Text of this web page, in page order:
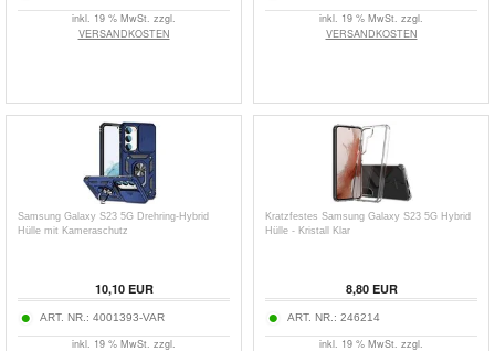
inkl. 19 % MwSt. zzgl.
VERSANDKOSTEN
inkl. 19 % MwSt. zzgl.
VERSANDKOSTEN
Samsung Galaxy S23 5G Drehring-Hybrid
Hülle mit Kameraschutz
10,10EUR
ART. NR.: 4001393-VAR
inkl. 19 % MwSt. zzgl.
Kratzfestes Samsung Galaxy S23 5G Hybrid
Hülle - Kristall Klar
8,80EUR
ART. NR.: 246214
inkl. 19 % MwSt. zzgl.